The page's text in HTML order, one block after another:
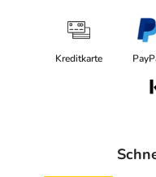
Kreditkarte